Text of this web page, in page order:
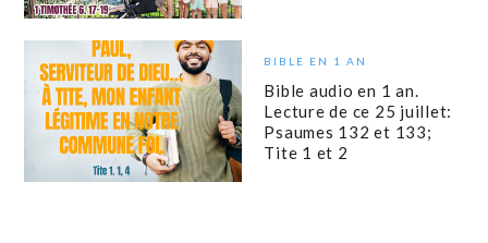
BIBLE EN 1 AN
Bible audio en 1 an.
Lecture de ce 25 juillet:
Psaumes 132 et 133;
Tite 1 et 2